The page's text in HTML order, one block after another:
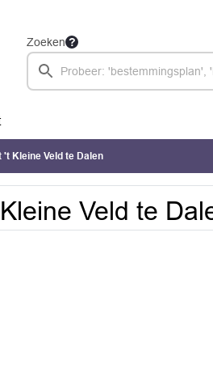
Zoeken
't Kleine Veld te Dalen
Veld te